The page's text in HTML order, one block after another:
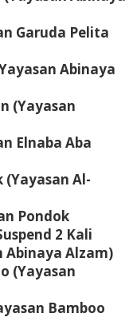
Garuda Pelita
Abinaya
(Yayasan
Elnaba Aba
(Yayasan Al-
Pondok
2 Kali
Abinaya Alzam)
(Yayasan
Bamboo